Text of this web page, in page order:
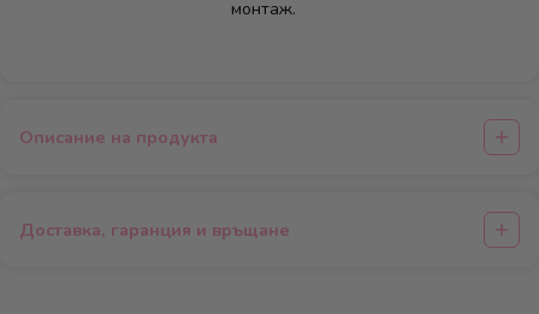
монтаж.
Описание на продукта
Доставка, гаранция и връщане